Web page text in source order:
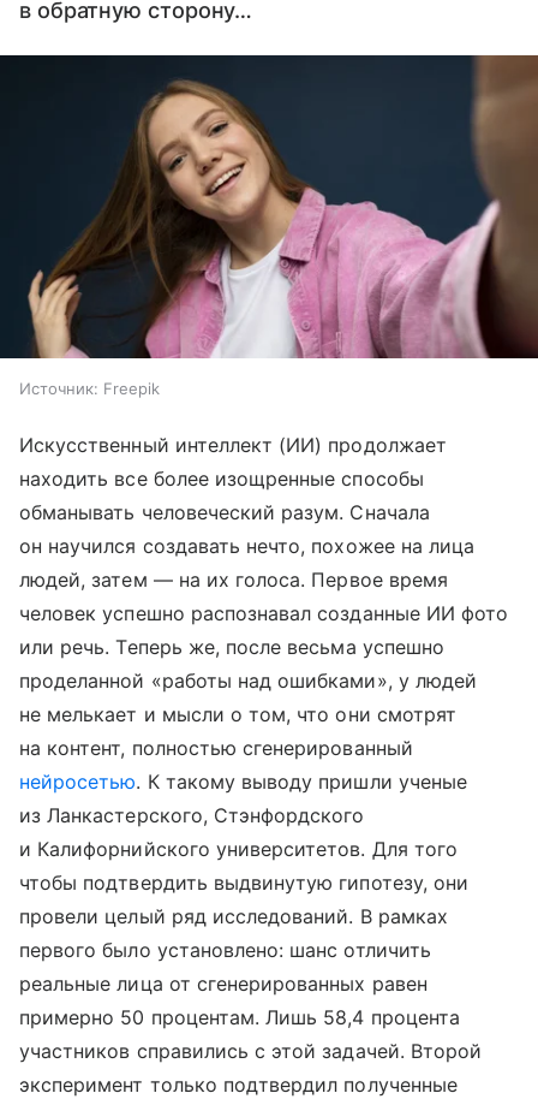
в обратную сторону…
Источник: Freepik
Искусственный интеллект (ИИ) продолжает
находить все более изощренные способы
обманывать человеческий разум. Сначала
он научился создавать нечто, похожее на лица
людей, затем — на их голоса. Первое время
человек успешно распознавал созданные ИИ фото
или речь. Теперь же, после весьма успешно
проделанной «работы над ошибками», у людей
не мелькает и мысли о том, что они смотрят
на контент, полностью сгенерированный
нейросетью. К такому выводу пришли ученые
из Ланкастерского, Стэнфордского
и Калифорнийского университетов. Для того
чтобы подтвердить выдвинутую гипотезу, они
провели целый ряд исследований. В рамках
первого было установлено: шанс отличить
реальные лица от сгенерированных равен
примерно 50 процентам. Лишь 58,4 процента
участников справились с этой задачей. Второй
эксперимент только подтвердил полученные